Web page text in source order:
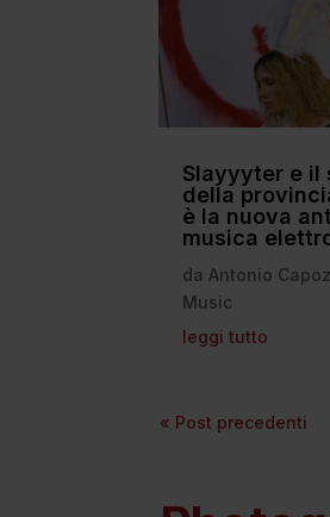
Slayyyter e il
della
è la nuova
musica
da Antonio
Music
leggi tutto
« Post precedenti